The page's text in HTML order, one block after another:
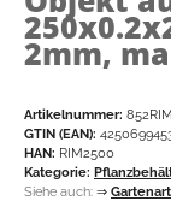
2mm,
Artikelnummer:
GTIN (EAN):
HAN: RIM2500
Kategorie:
Siehe auch: ⇒